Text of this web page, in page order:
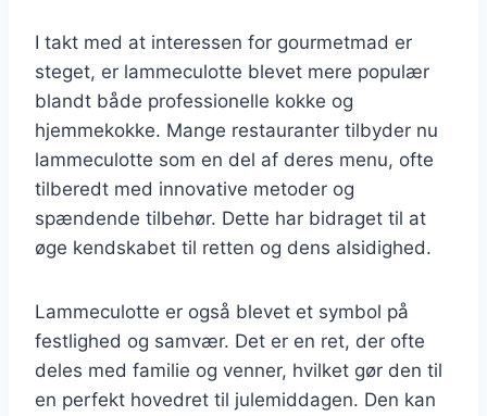
I takt med at interessen for gourmetmad er
steget, er lammeculotte blevet mere populær
blandt både professionelle kokke og
hjemmekokke. Mange restauranter tilbyder nu
lammeculotte som en del af deres menu, ofte
tilberedt med innovative metoder og
spændende tilbehør. Dette har bidraget til at
øge kendskabet til retten og dens alsidighed.
Lammeculotte er også blevet et symbol på
festlighed og samvær. Det er en ret, der ofte
deles med familie og venner, hvilket gør den til
en perfekt hovedret til julemiddagen. Den kan